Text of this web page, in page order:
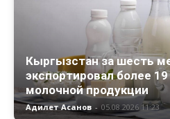
Кыргызстан за шесть
экспортировал более
молочной продукции
Адилет Асанов - 05.08.2026 11:23